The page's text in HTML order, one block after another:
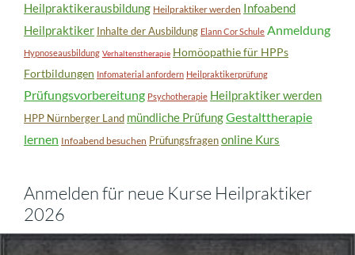
Heilpraktikerausbildung Heilpraktiker werden Infoabend
Heilpraktiker Inhalte der Ausbildung Elann Cor Schule Anmeldung
Hypnoseausbildung Verhaltenstherapie Homöopathie für HPPs
Fortbildungen Infomaterial anfordern Heilpraktikerprüfung
Prüfungsvorbereitung Psychotherapie Heilpraktiker werden
HPP Nürnberger Land mündliche PrüfungGestalttherapie
lernen Infoabend besuchen Prüfungsfragenonline Kurs
Anmelden für neue Kurse Heilpraktiker
2026